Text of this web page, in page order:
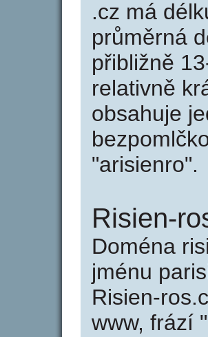
.cz má
průměrná
přibližně
relativně
obsahuje
"arisienro".
Risien-
Doména
jménu
Risien-
www, frází